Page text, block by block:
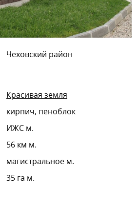
Чеховский район
Красивая земля
кирпич, пеноблок
ИЖС м.
56 км м.
магистральное м.
35 га м.